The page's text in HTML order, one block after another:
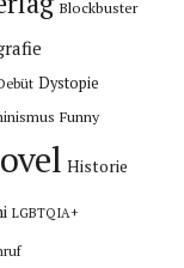
Blockbuster
Dystopie
Funny
Historie
LGBTQIA+